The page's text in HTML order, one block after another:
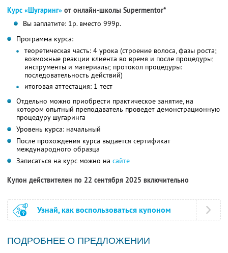
Курс «Шугаринг» от онлайн-школы Supermentor*
Вы заплатите: 1р. вместо 999р.
Программа курса:
теоретическая часть: 4 урока (строение волоса, фазы роста;
возможные реакции клиента во время и после процедуры;
инструменты и материалы; протокол процедуры:
последовательность действий)
итоговая аттестация: 1 тест
Отдельно можно приобрести практическое занятие, на
котором опытный преподаватель проведет демонстрационную
процедуру шугаринга
Уровень курса: начальный
После прохождения курса выдается сертификат
международного образца
Записаться на курс можно на сайте
Купон действителен по 22 сентября 2025 включительно
Узнай, как воспользоваться купоном
ПОДРОБНЕЕ О ПРЕДЛОЖЕНИИ